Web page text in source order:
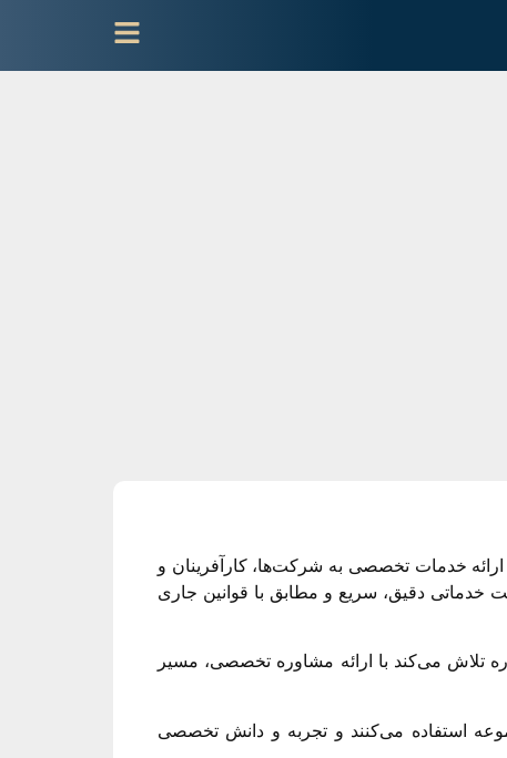
خدمات تخصصی به شرکت‌ها، کارآفرینان و
خدماتی دقیق، سریع و مطابق با قوانین جاری
تلاش می‌کند با ارائه مشاوره تخصصی، مسیر
استفاده می‌کنند و تجربه و دانش تخصصی